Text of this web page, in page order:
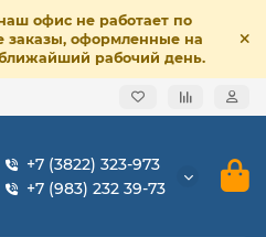
офис не работает по
заказы, оформленные на
рабочий день.
+7 (3822) 323-973
+7 (983) 232 39-73